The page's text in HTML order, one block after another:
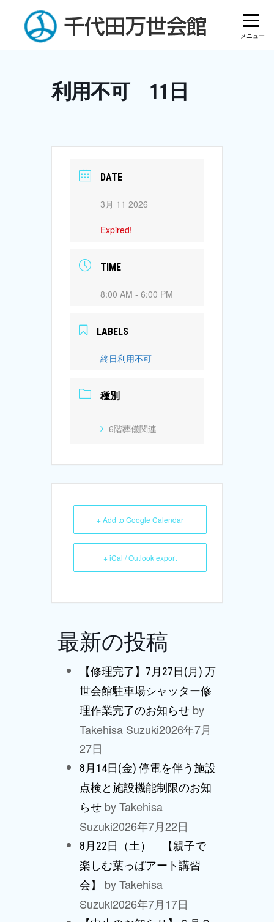
content
利用不可 11日
DATE
3月 11 2026
Expired!
TIME
8:00 AM - 6:00 PM
LABELS
終日利用不可
種別
6階葬儀関連
+ Add to Google Calendar
+ iCal / Outlook export
最新の投稿
【修理完了】7月27日(月) 万
世会館駐車場シャッター修
理作業完了のお知らせ by
Takehisa Suzuki2026年7月
27日
8月14日(金) 停電を伴う施設
点検と施設機能制限のお知
らせ by Takehisa
Suzuki2026年7月22日
8月22日（土） 【親子で
楽しむ葉っぱアート講習
会】
by Takehisa
Suzuki2026年7月17日